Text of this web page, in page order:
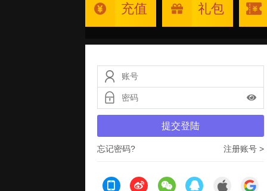
充值 礼包
提交登陆
忘记密码? 注册账号 >